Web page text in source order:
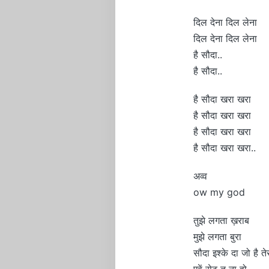
दिल देना दिल लेना
दिल देना दिल लेना
है सौदा..
है सौदा..
है सौदा खरा खरा
है सौदा खरा खरा
है सौदा खरा खरा
है सौदा खरा खरा..
अव्व
ow my god
तुझे लगता ख़राब
मुझे लगता बुरा
सौदा इश्के दा जो है